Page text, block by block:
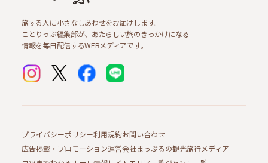
旅する人に小さなしあわせをお届けします。
ことりっぷ編集部が、あたらしい旅のきっかけになる
情報を毎日配信するWEBメディアです。
プライバシーポリシー利用規約お問い合わせ
広告掲載・プロモーション運営会社まっぷるの観光旅行メディア